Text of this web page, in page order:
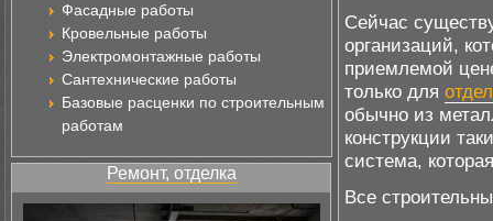
Фасадные работы
Кровельные работы
Электромонтажные работы
Сантехнические работы
Базовые расценки по строительным
работам
Ремонт, отделка
Сейчас
организаций,
приемлемой
только для
обычно из
конструкции
система,
Все